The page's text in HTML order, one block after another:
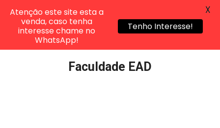
Faculdade EAD
Atenção este site esta a
venda, caso tenha
interesse chame no
WhatsApp!
Tenho Interesse!
X